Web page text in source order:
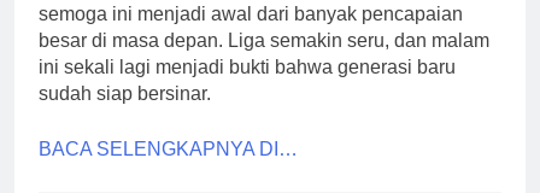
semoga ini menjadi awal dari banyak pencapaian
besar di masa depan. Liga semakin seru, dan malam
ini sekali lagi menjadi bukti bahwa generasi baru
sudah siap bersinar.
BACA SELENGKAPNYA DI…